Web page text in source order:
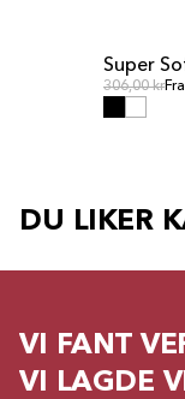
SALG
Super
Ordinær pris
306,00 kr
DU LIKER
VI FANT
VI LAGDE